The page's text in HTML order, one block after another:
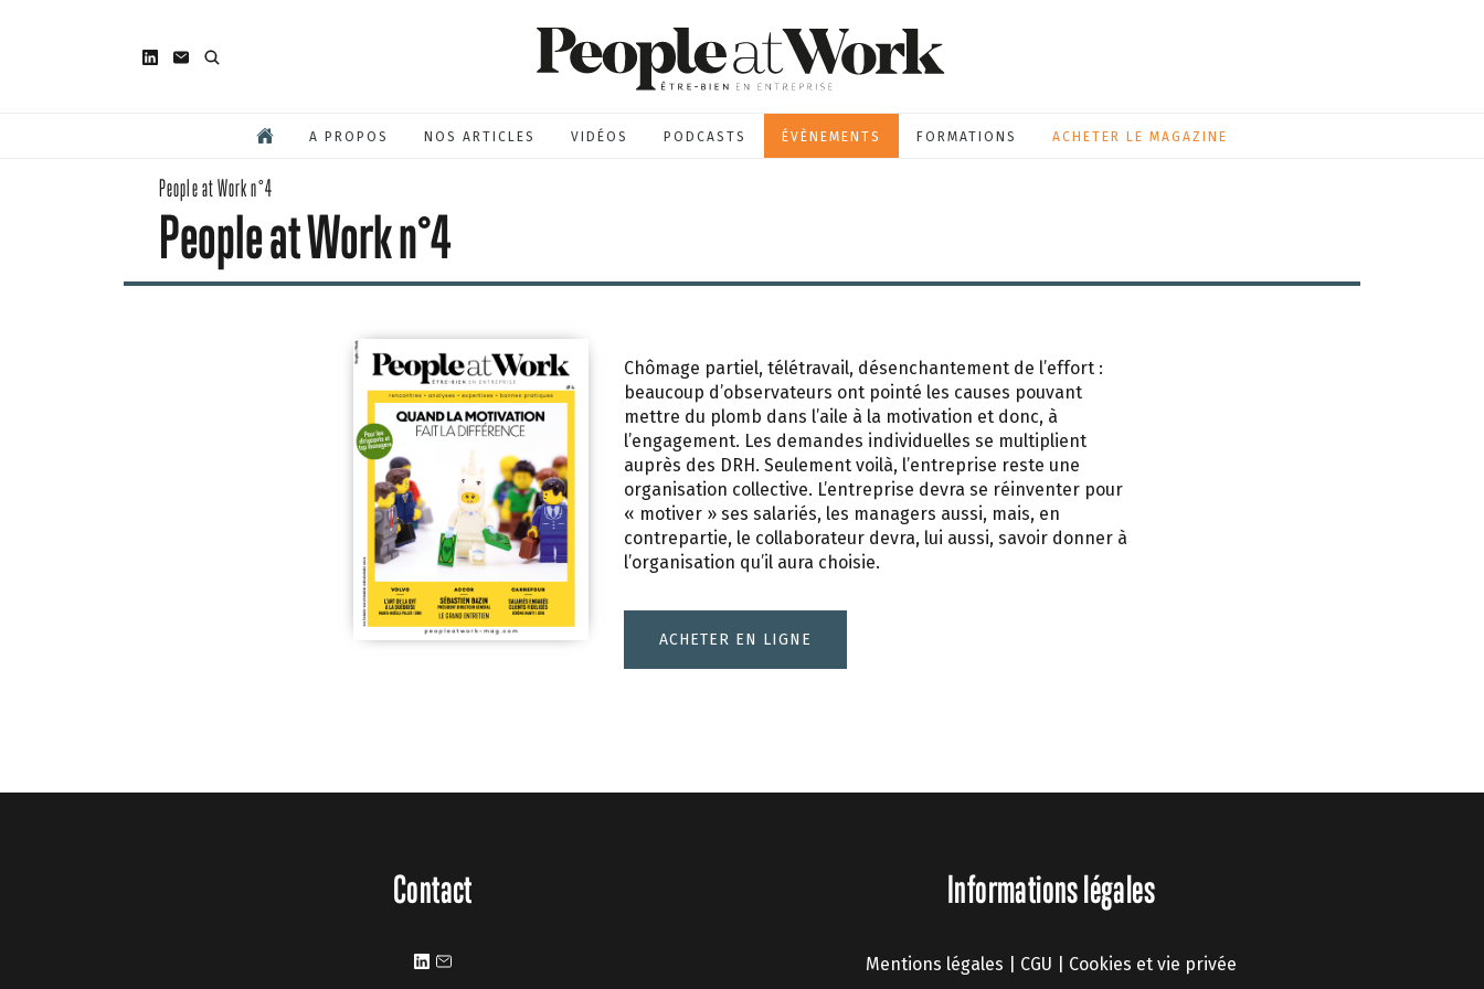
A PROPOS NOS ARTICLES VIDÉOS PODCASTS ÉVÈNEMENTS FORMATIONS ACHETER LE MAGAZINE
People at Work n°4
People at Work n°4
Chômage partiel, télétravail, désenchantement de l’effort :
beaucoup d’observateurs ont pointé les causes pouvant
mettre du plomb dans l’aile à la motivation et donc, à
l’engagement. Les demandes individuelles se multiplient
auprès des DRH. Seulement voilà, l’entreprise reste une
organisation collective. L’entreprise devra se réinventer pour
« motiver » ses salariés, les managers aussi, mais, en
contrepartie, le collaborateur devra, lui aussi, savoir donner à
l’organisation qu’il aura choisie.
ACHETER EN LIGNE
Contact Informations légales
Mentions légales CGU Cookies et vie privée